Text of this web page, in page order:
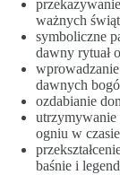
ważnych
symboliczne
dawny rytuał
dawnych
ozdabianie
utrzymywanie
ogniu w
baśnie i